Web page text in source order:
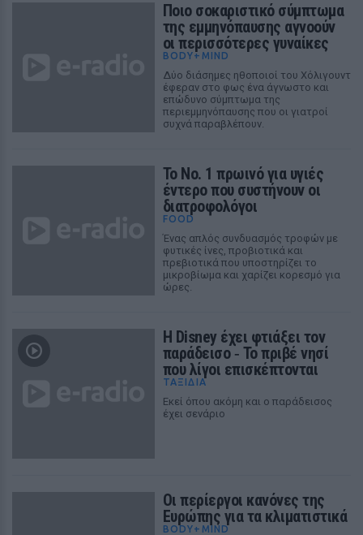
Ποιο σοκαριστικό σύμπτωμα
της εμμηνόπαυσης αγνοούν
οι περισσότερες γυναίκες
BODY+MIND
Δύο διάσημες ηθοποιοί του Χόλιγουντ
έφεραν στο φως ένα άγνωστο και
επώδυνο σύμπτωμα της
περιεμμηνόπαυσης που οι γιατροί
συχνά παραβλέπουν.
Το Νο. 1 πρωινό για υγιές
έντερο που συστήνουν οι
διατροφολόγοι
FOOD
Ένας απλός συνδυασμός τροφών με
φυτικές ίνες, προβιοτικά και
πρεβιοτικά που υποστηρίζει το
μικροβίωμα και χαρίζει κορεσμό για
ώρες.
H Disney έχει φτιάξει τον
παράδεισο ‑ Το πριβέ νησί
που λίγοι επισκέπτονται
ΤΑΞΙΔΙΑ
Eκεί όπου ακόμη και ο παράδεισος
έχει σενάριο
Οι περίεργοι κανόνες της
Ευρώπης για τα κλιματιστικά
BODY+MIND